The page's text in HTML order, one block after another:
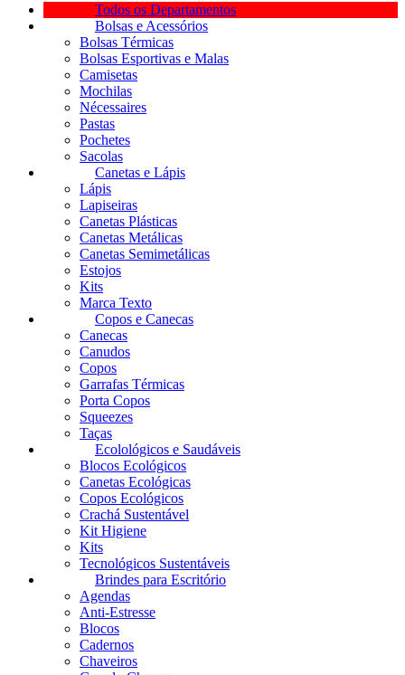
Todos os Departamentos
Bolsas e Acessórios
Bolsas Térmicas
Bolsas Esportivas e Malas
Camisetas
Mochilas
Nécessaires
Pastas
Pochetes
Sacolas
Canetas e Lápis
Lápis
Lapiseiras
Canetas Plásticas
Canetas Metálicas
Canetas Semimetálicas
Estojos
Kits
Marca Texto
Copos e Canecas
Canecas
Canudos
Copos
Garrafas Térmicas
Porta Copos
Squeezes
Taças
Ecolológicos e Saudáveis
Blocos Ecológicos
Canetas Ecológicas
Copos Ecológicos
Crachá Sustentável
Kit Higiene
Kits
Tecnológicos Sustentáveis
Brindes para Escritório
Agendas
Anti-Estresse
Blocos
Cadernos
Chaveiros